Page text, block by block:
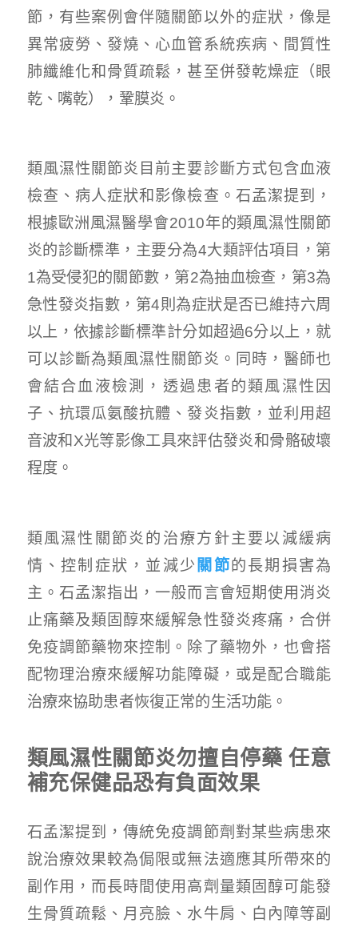
節，有些案例會伴隨關節以外的症狀，像是
異常疲勞、發燒、心血管系統疾病、間質性
肺纖維化和骨質疏鬆，甚至併發乾燥症（眼
乾、嘴乾），鞏膜炎。
類風濕性關節炎目前主要診斷方式包含血液
檢查、病人症狀和影像檢查。石孟潔提到，
根據歐洲風濕醫學會2010年的類風濕性關節
炎的診斷標準，主要分為4大類評估項目，第
1為受侵犯的關節數，第2為抽血檢查，第3為
急性發炎指數，第4則為症狀是否已維持六周
以上，依據診斷標準計分如超過6分以上，就
可以診斷為類風濕性關節炎。同時，醫師也
會結合血液檢測，透過患者的類風濕性因
子、抗環瓜氨酸抗體、發炎指數，並利用超
音波和X光等影像工具來評估發炎和骨骼破壞
程度。
類風濕性關節炎的治療方針主要以減緩病
情、控制症狀，並減少 關節的長期損害為
主。石孟潔指出，一般而言會短期使用消炎
止痛藥及類固醇來緩解急性發炎疼痛，合併
免疫調節藥物來控制。除了藥物外，也會搭
配物理治療來緩解功能障礙，或是配合職能
治療來協助患者恢復正常的生活功能。
類風濕性關節炎勿擅自停藥 任意
補充保健品恐有負面效果
石孟潔提到，傳統免疫調節劑對某些病患來
說治療效果較為侷限或無法適應其所帶來的
副作用，而長時間使用高劑量類固醇可能發
生骨質疏鬆、月亮臉、水牛肩、白內障等副